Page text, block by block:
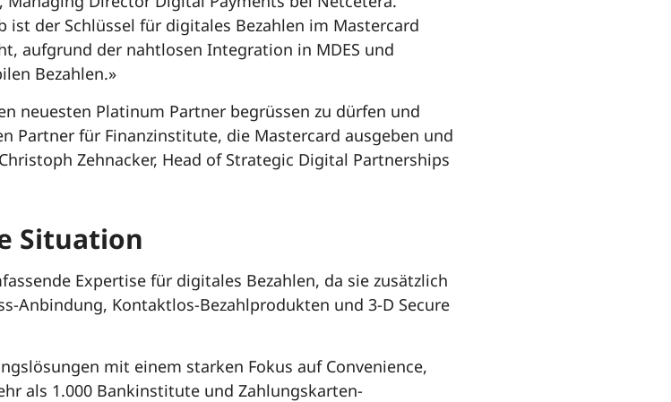
ist der Schlüssel für digitales Bezahlen im Mastercard
aufgrund der nahtlosen Integration in MDES und
Bezahlen.»
neuesten Platinum Partner begrüssen zu dürfen und
Partner für Finanzinstitute, die Mastercard ausgeben und
Zehnacker, Head of Strategic Digital Partnerships
Situation
Expertise für digitales Bezahlen, da sie zusätzlich
Anbindung, Kontaktlos-Bezahlprodukten und 3-D Secure
mit einem starken Fokus auf Convenience,
als 1.000 Bankinstitute und Zahlungskarten-